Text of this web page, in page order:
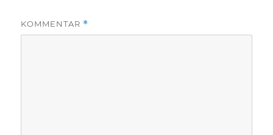
KOMMENTAR *